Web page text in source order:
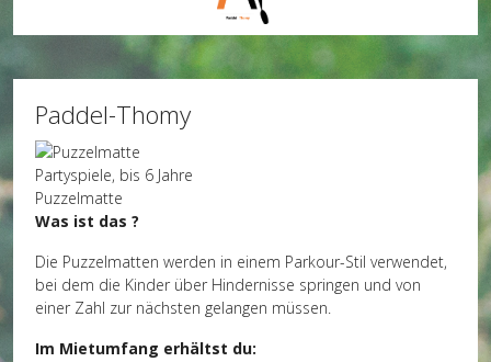
Paddel-Thomy
Partyspiele, bis 6 Jahre
Puzzelmatte
Was ist das ?
Die Puzzelmatten werden in einem Parkour-Stil verwendet,
bei dem die Kinder über Hindernisse springen und von
einer Zahl zur nächsten gelangen müssen.
Im Mietumfang erhältst du: